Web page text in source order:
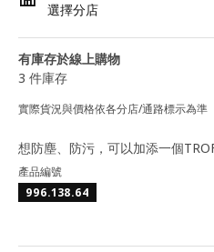
選擇分店
有庫存於線上購物
3 件庫存
實際貨況與價格依各分店/通路標示為準
想防塵、防污，可以加添一個
產品編號
996.138.64